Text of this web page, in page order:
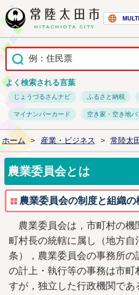
よく検索される言葉
じょうづるさんナビ ふるさと納税
マイナンバーカード 空き家・空き地バ
ホーム > 産業・ビジネス > 常陸太
農業委員会とは
農業委員会の制度と組織の
農業委員会は，市町村の機
町村長の統轄に属し（地方自
条），農業委員会の事務所の
の計上・執行等の事務は市町
すが，独立した行政機関であ